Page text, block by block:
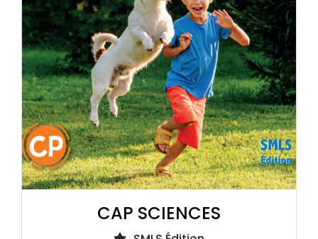
CAP SCIENCES